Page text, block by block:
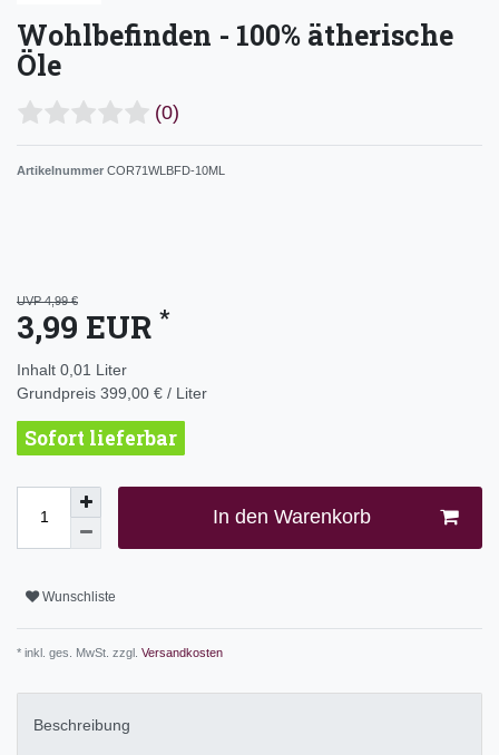
Wohlbefinden - 100% ätherische
Öle
(0)
Artikelnummer COR71WLBFD-10ML
UVP 4,99 €
3,99 EUR *
Inhalt 0,01 Liter
Grundpreis 399,00 € / Liter
Sofort lieferbar
In den Warenkorb
Wunschliste
* inkl. ges. MwSt. zzgl. Versandkosten
Beschreibung